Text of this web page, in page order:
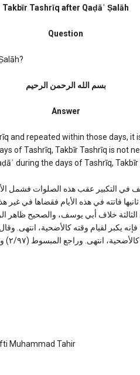
Tashriq
Takbīr Tashrīq after Qaḍāʾ Ṣalāh
Question
بسم الله الرحمن الرحیم
Answer
and repeated within those days,
of Tashrīq, Takbīr Tashrīq is not
during the days of Tashrīq,
(٢/١٧٩): وأطلق المصنف في التكبير عقب هذه
فاتته في هذه الأيام فقضاها في غير
الثالثة خلاف أبي يوسف، والصحيح ظاهر
وراجع المبسوط (٢/٩٧) وتحفة الفقهاء (١/١٧٥)۔
Muhammad Tahir